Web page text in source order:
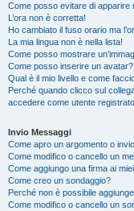
Come posso evitare di apparire
L’ora non è corretta!
Ho cambiato il fuso orario ma
La mia lingua non è nella lista!
Come posso mostrare
Come posso inserire un avatar?
Qual è il mio livello e come
Perché quando clicco sul
accedere come utente
Invio Messaggi
Come apro un argomento o
Come modifico o cancello un
Come aggiungo una firma ai
Come creo un sondaggio?
Perché non è possibile
Come modifico o cancello un